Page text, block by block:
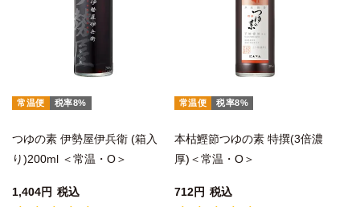
常温便 税率8%
つゆの素 伊勢屋伊兵衛 (箱入
り)200ml ＜常温・O＞
1,404 税込
常温便 税率8%
本枯鰹節つゆの素 特撰(3倍濃
厚)＜常温・O＞
712 税込